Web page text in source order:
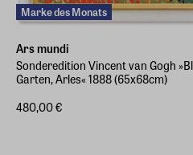
Marke des Monats
Ars mundi
Sonderedition Vincent van Gogh
Garten, Arles« 1888 (65x68cm)
480,00 €